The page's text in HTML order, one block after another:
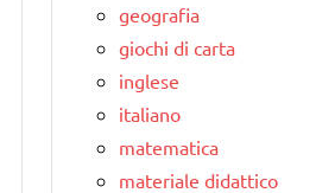
geografia
giochi di carta
inglese
italiano
matematica
materiale didattico